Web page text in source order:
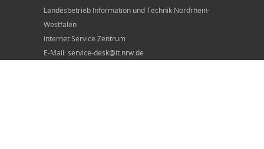
Landesbetrieb Information und Technik Nordrhein-
Westfalen
Internet Service Zentrum
E-Mail: service-desk@it.nrw.de